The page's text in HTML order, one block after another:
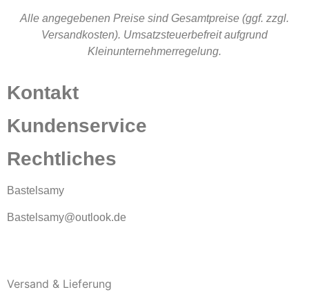
Alle angegebenen Preise sind Gesamtpreise (ggf. zzgl.
Versandkosten). Umsatzsteuerbefreit aufgrund
Kleinunternehmerregelung.
Kontakt
Kundenservice
Rechtliches
Bastelsamy
Bastelsamy@outlook.de
Versand & Lieferung